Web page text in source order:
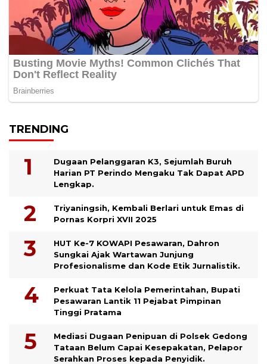
TRENDING
Dugaan Pelanggaran K3, Sejumlah Buruh
Harian PT Perindo Mengaku Tak Dapat APD
Lengkap.
Triyaningsih, Kembali Berlari untuk Emas di
Pornas Korpri XVII 2025
HUT Ke-7 KOWAPI Pesawaran, Dahron
Sungkai Ajak Wartawan Junjung
Profesionalisme dan Kode Etik Jurnalistik.
Perkuat Tata Kelola Pemerintahan, Bupati
Pesawaran Lantik 11 Pejabat Pimpinan
Tinggi Pratama
Mediasi Dugaan Penipuan di Polsek Gedong
Tataan Belum Capai Kesepakatan, Pelapor
Serahkan Proses kepada Penyidik.